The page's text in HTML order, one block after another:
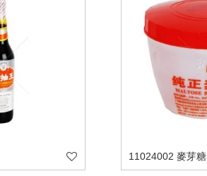
11024002 麥芽糖